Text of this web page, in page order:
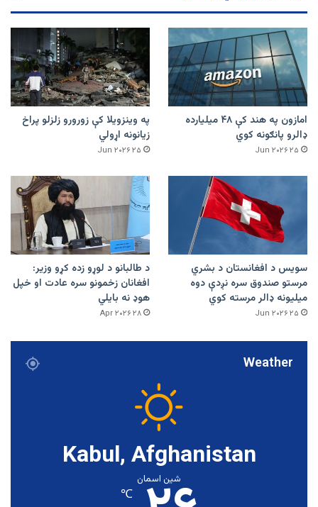
امازون په هند کې ۴۸ میلیارده
ډالرو پانګونه کوي
۲۵ Jun ۲۰۲۶
په وینزویلا کې زورورو زلزلو پراخ
زیانونه اړولي
۲۵ Jun ۲۰۲۶
سویس د افغانستان د بشري
مرستو صندوق سره نږدې دوه
میلیونه ډالر مرسته کوي
۲۵ Jun ۲۰۲۶
د طالبانو د لوړو زده کړو وزیر:
افغانان زخمونو سره عادت او خپل
هوډ نه بایلي
۲۸ Apr ۲۰۲۶
Weather
Kabul, Afghanistan
شین اسمان
℃